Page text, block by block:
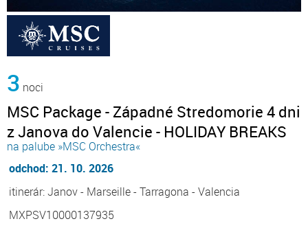
3 noci
MSC Package - Západné Stredomorie 4 dni
z Janova do Valencie - HOLIDAY BREAKS
na palube »MSC Orchestra«
odchod: 21. 10. 2026
itinerár: Janov - Marseille - Tarragona - Valencia
MXPSV10000137935